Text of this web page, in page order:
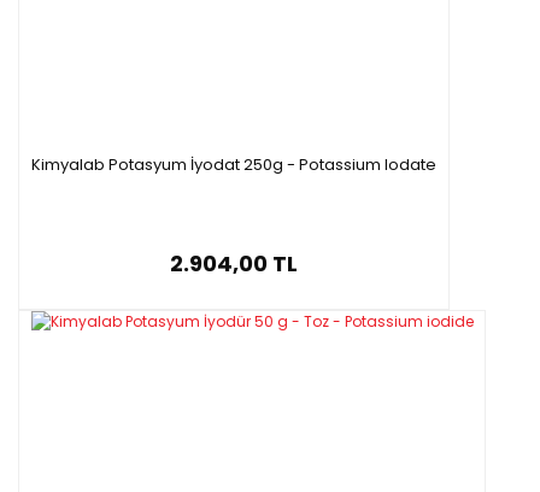
Kimyalab Potasyum İyodat 250g - Potassium Iodate
2.904,00 TL